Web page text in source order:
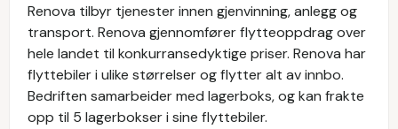
Renova tilbyr tjenester innen gjenvinning, anlegg og
transport. Renova gjennomfører flytteoppdrag over
hele landet til konkurransedyktige priser. Renova har
flyttebiler i ulike størrelser og flytter alt av innbo.
Bedriften samarbeider med lagerboks, og kan frakte
opp til 5 lagerbokser i sine flyttebiler.